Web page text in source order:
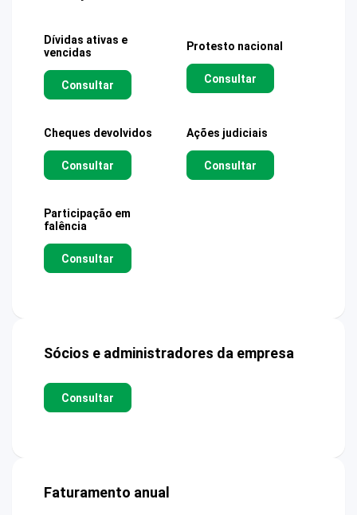
Dívidas ativas e
vencidas
Consultar
Protesto nacional
Consultar
Cheques devolvidos
Consultar
Ações judiciais
Consultar
Participação em
falência
Consultar
Sócios e administradores da empresa
Consultar
Faturamento anual